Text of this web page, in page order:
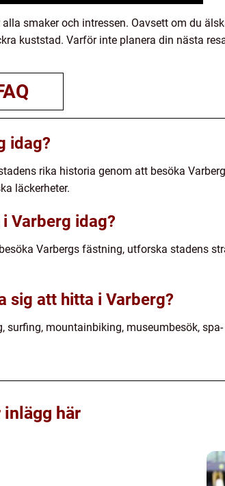
smaker och intressen. Oavsett om du
kuststad. Varför inte planera din nästa
idag?
rika historia genom att besöka
läckerheter.
Varberg idag?
Varbergs fästning, utforska stadens
sig att hitta i Varberg?
surfing, mountainbiking, museumbesök, spa-
inlägg här